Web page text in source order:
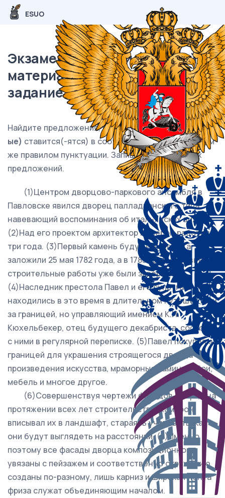
ESUO
Экзаменационный (типовой)
материал ЕГЭ / Русский / 21
задание (24) / 96
Найдите предложения, в которых запятая(-
ые) ставится(-ятся) в соответст-вии с одним и тем
же правилом пунктуации. Запишите номера этих
предложений.
(1)Центром дворцово-паркового ансамбля в
Павловске явился дворец палладианского типа,
навевающий воспоминания об итальянских виллах.
(2)Над его проектом архитектор Камерон работал
три года. (3)Первый камень будущего дворца
заложили 25 мая 1782 года, а в 1783 году основные
строительные работы уже были завершены.
(4)Наследник престола Павел и его супруга
находились в это время в длительном путешествии
за границей, но управляющий имением К.И.
Кюхельбекер, отец будущего декабриста, состоял
с ними в регулярной переписке. (5)Павел покупал за
границей для украшения строящегося дворца
произведения искусства, мраморные камины, обои,
мебель и многое другое.
(6)Совершенствуя чертежи фасадов дворца на
протяжении всех лет строительства, Камерон
вписывал их в ландшафт, стараясь учитывать, как
они будут выглядеть на расстоянии. (7)Именно
поэтому все фасады дворца композиционно
увязаны с пейзажем и соответственно окружению
созданы по-разному, лишь карниз и широкая лента
фриза служат объединяющим началом.